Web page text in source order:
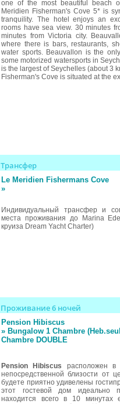
one of the most beautiful beach
Meridien Fisherman's Cove 5* is
tranquility. The hotel enjoys an
rooms have sea view. 30 minutes
minutes from Victoria city.
where there is bars, restaurants,
water sports. Beauvallon is the
some motorized watersports in
is the largest of Seychelles (about 3
Fisherman's Cove is situated at the
Трансфер
Le Meridien Fishermans Cove
»
Индивидуальный трансфер и
места проживания до Marina
круиза Dream Yacht Charter)
Проживание 6 ночей
Pension Hibiscus
» Bungalow 1 Chambre
Chambre DOUBLE
Pension Hibiscus расположен в
непосредственной близости от
будете приятно удивелены
этот гостевой дом идеально
находится всего в 10 минутах